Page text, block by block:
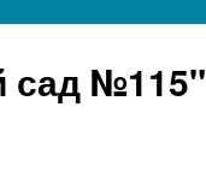
сад №115"